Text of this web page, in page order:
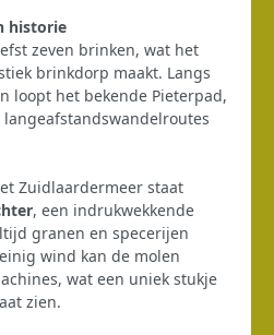
historie
zeven brinken, wat het
brinkdorp maakt. Langs
loopt het bekende Pieterpad,
Zuidlaardermeer staat
, een indrukwekkende
granen en specerijen
wind kan de molen
wat een uniek stukje
zien.